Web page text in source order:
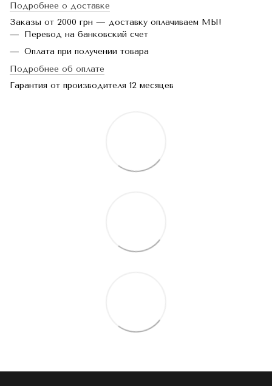
Подробнее о доставке
Заказы от 2000 грн — доставку оплачиваем МЫ!
Перевод на банковский счет
Оплата при получении товара
Подробнее об оплате
Гарантия от производителя 12 месяцев